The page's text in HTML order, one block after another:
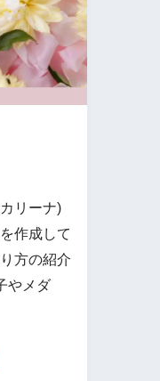
リーナ)
作成して
方の紹介
やメダ